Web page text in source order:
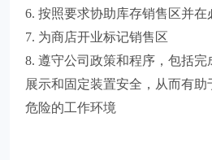
6. 按照要求协助库存销售区并
7. 为商店开业标记销售区
8. 遵守公司政策和程序，包括
展示和固定装置安全，从而有
危险的工作环境